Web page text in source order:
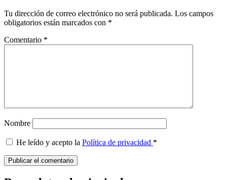
Tu dirección de correo electrónico no será publicada. Los campos
obligatorios están marcados con *
Comentario *
Nombre
He leído y acepto la Política de privacidad *